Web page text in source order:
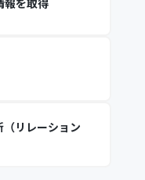
報を取得
リレーション